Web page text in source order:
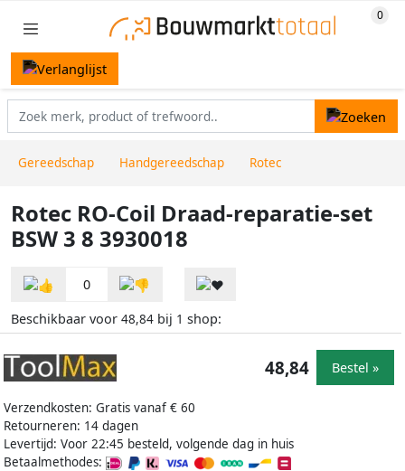
Gereedschap Handgereedschap Rotec
Rotec RO-Coil Draad-reparatie-set
BSW 3 8 3930018
0
Beschikbaar voor 48,84 bij 1 shop:
Verzendkosten: Gratis vanaf € 60
Retourneren: 14 dagen
Levertijd: Voor 22:45 besteld, volgende dag in huis
Betaalmethodes:
48,84 Bestel »